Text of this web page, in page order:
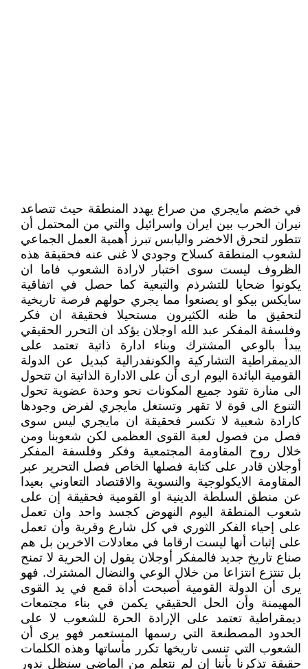
في خضم مايجري من صراع يهدد المنطقة حيث تتصاعد
نيران الحرب بين ايران واسرائيل والتي من المحتمل أن
تتطور لتحرق الاخضر واليابس تبرز أهمية العمل الجماعي
لشعوب المنطقة كسلاح وجودي لا غنى عنه فحقيقة هذه
الظروف ليست سوى اختبار لارادة الشعوب فاما ان
يكونوا ضحايا للتشرذم والتبعية كما حصل في اتفاقية
سايكس بيكو او يصنعوا مما يجري حولهم فرصة تاريخية
لتحقيق ما ظنه الكثيرون مستحيلا فحقيقة ان فكر
وفلسفة المفكر عبد الله اوجلان يؤكد ان التحرر الحقيقي
يبدأ بالوعي المشترك وبناء ادارة ذاتية تعتمد على
الديمقراطية التشاركية والكونفدرالية كبديل عن الدولة
القومية البائدة اليوم ارى أن على الادارة الذاتية ان تتحول
الى منارة تقود جميع المكونات نحو وحدة عضوية تحول
التنوع الى قوة لا تقهر وتستغل مايجري لفرض وجودها
كارادة شعبية لا تكسر فحقيقة ان مايجري ليس سوى
فصل من فصول لعبة القوى العظمى لكن شعوبنا ومن
خلال روح المقاومة المجتمعية وفكر وفلسفة المفكر
أوجلان قادر على كتابة فصلها الخاص فصل التحرير عبر
المقاومة الايكولوجية والنسوية والاقتصاد التعاوني بعيدا
عن منطق السلطة الدينية او القومية فحقيقة إن على
شعوب المنطقة اليوم النهوض كجسد واحد وان تعمل
على إحياء الفكر الثوري في كل شارع وقرية وأن تعمل
على إثبات أنها ليست ارقاما في معادلات الاخرين بل هم
صناع تاريخ جديد فالمفكر أوجلان يقول إن الحرية لا تمنح
بل تنتزع انتزاعا من خلال الوعي والنضال المشترك. فهو
يرى أن الدولة القومية أصبحت أداة قمع في يد القوى
المهيمنة وأن الحل الحقيقي يكمن في بناء مجتمعات
ديمقراطية تعتمد على الإرادة الحرة للشعوب لا على
الحدود المصطنعة التي رسمها المستعمر فهو يرى أن
الشعوب التي تنسى تاريخها تكرر مأساتها وهذه الكلمات
حقيقة تذكرنا بأننا إن لم نتعلم من الماضي سنظل ندور